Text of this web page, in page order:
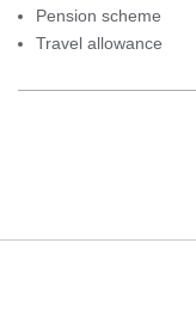
Pension scheme
Travel allowance